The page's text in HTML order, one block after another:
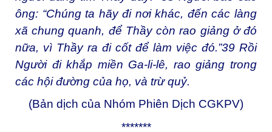
ông: “Chúng ta hãy đi nơi khác, đến các làng
xã chung quanh, để Thầy còn rao giảng ở đó
nữa, vì Thầy ra đi cốt để làm việc đó.”39 Rồi
Người đi khắp miền Ga-li-lê, rao giảng trong
các hội đường của họ, và trừ quỷ.
(Bản dịch của Nhóm Phiên Dịch CGKPV)
*******